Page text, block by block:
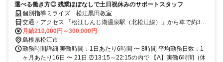
選べる働き方◎ 残業ほぼなしで土日祝休みのサポートスタッフ
個別指導ミライズ 松江黒田教室
交通・アクセス 「松江しんじ湖温泉駅（北松江線）」から車で約3
分、「松江駅（JR山陰本線）」から車で約10分 ★車通勤OK
月給210,000円～300,000円
島根県松江市
勤務時間詳細 実働時間：1日あたり6時間 〜 8時間 平均勤務日数：1
ヶ月あたり16日 〜 21日 ⏰13:15～22:15の内で 【A】実働6時間（休